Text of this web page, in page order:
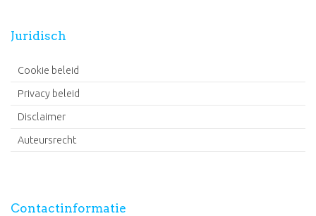
Juridisch
Cookie beleid
Privacy beleid
Disclaimer
Auteursrecht
Contactinformatie